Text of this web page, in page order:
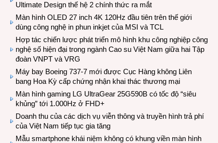
Ultimate Design thế hệ 2 chính thức ra mắt
Màn hình OLED 27 inch 4K 120Hz đầu tiên trên thế giới
dùng công nghệ in phun inkjet của MSI và TCL
Hợp tác chiến lược phát triển mô hình khu công nghiệp công
nghệ số hiện đại trong ngành Cao su Việt Nam giữa hai Tập
đoàn VNPT và VRG
Máy bay Boeing 737-7 mới được Cục Hàng không Liên
bang Hoa Kỳ cấp chứng nhận khai thác thương mại
Màn hình gaming LG UltraGear 25G590B có tốc độ “siêu
khủng” tới 1.000Hz ở FHD+
Doanh thu của các dịch vụ viễn thông và truyền hình trả phí
của Việt Nam tiếp tục gia tăng
Mẫu smartphone khái niệm không có khung viền màn hình